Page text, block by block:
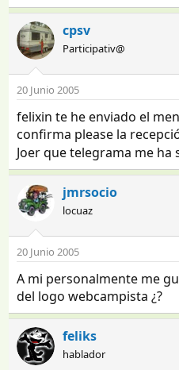
cpsv
Participativ@
20 Junio 2005
felixin te he enviado el
confirma please la
Joer que telegrama me
jmrsocio
locuaz
20 Junio 2005
A mi personalmente me
del logo webcampista ¿?
feliks
hablador